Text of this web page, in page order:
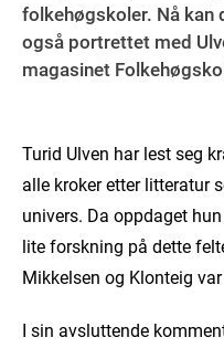
folkehøgskoler. Nå kan
også portrettet med
magasinet
Turid Ulven har lest seg
alle kroker etter litteratur
univers. Da oppdaget
lite forskning på dette
Mikkelsen og Klonteig
I sin avsluttende